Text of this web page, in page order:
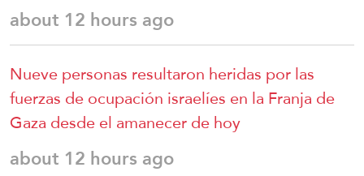
about 12 hours ago
Nueve personas resultaron heridas por las
fuerzas de ocupación israelíes en la Franja de
Gaza desde el amanecer de hoy
about 12 hours ago